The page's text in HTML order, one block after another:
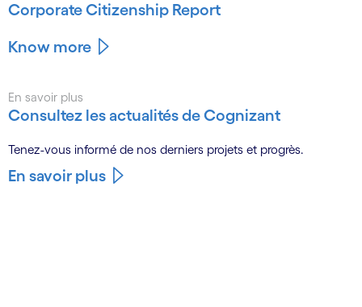
Corporate Citizenship Report
Know more
En savoir plus
Consultez les actualités de Cognizant
Tenez-vous informé de nos derniers projets et progrès.
En savoir plus